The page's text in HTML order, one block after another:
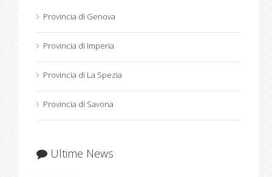
Provincia di Genova
Provincia di Imperia
Provincia di La Spezia
Provincia di Savona
Ultime News